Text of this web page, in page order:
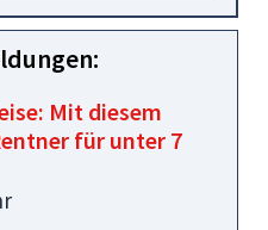
Mit diesem
für unter 7